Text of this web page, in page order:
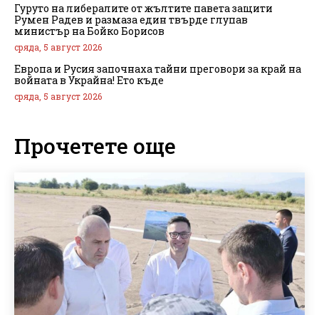
Гуруто на либералите от жълтите павета защити
Румен Радев и размаза един твърде глупав
министър на Бойко Борисов
сряда, 5 август 2026
Европа и Русия започнаха тайни преговори за край на
войната в Украйна! Ето къде
сряда, 5 август 2026
Прочетете още